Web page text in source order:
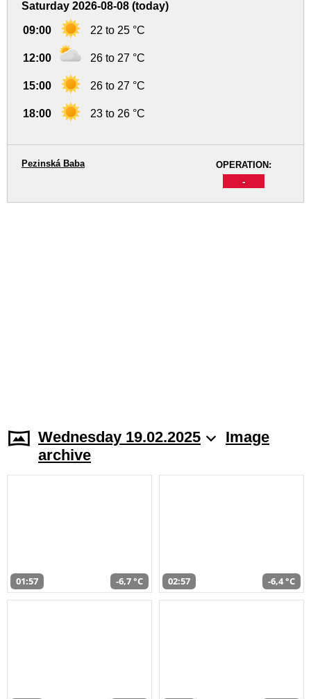
Saturday 2026-08-08 (today)
09:00 22 to 25 °C
12:00 26 to 27 °C
15:00 26 to 27 °C
18:00 23 to 26 °C
OPERATION:
-
Pezinská Baba
Wednesday 19.02.2025
Image
archive
01:57 -6,7 °C 02:57 -6,4 °C